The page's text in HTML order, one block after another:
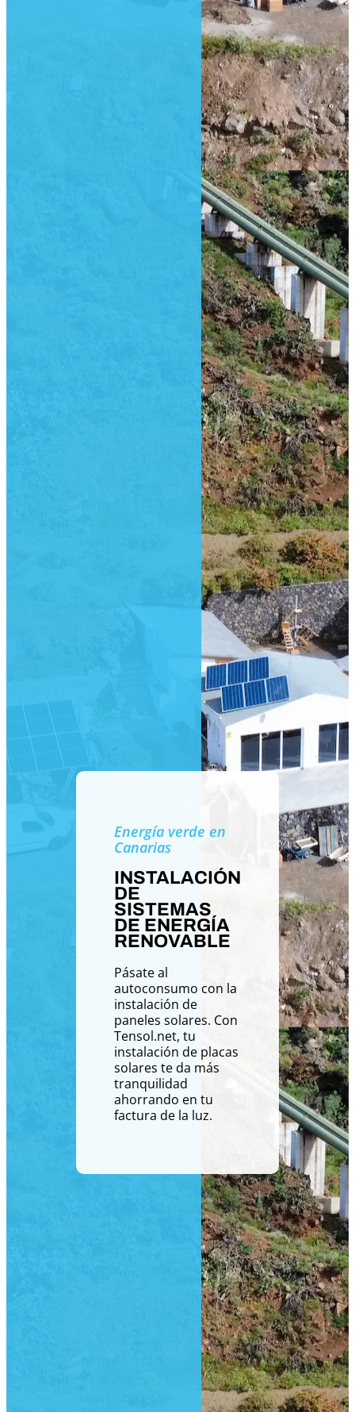
Energía verde en
Canarias
INSTALACIÓN
DE
SISTEMAS
DE ENERGÍA
RENOVABLE
Pásate al
autoconsumo con la
instalación de
paneles solares. Con
Tensol.net, tu
instalación de placas
solares te da más
tranquilidad
ahorrando en tu
factura de la luz.